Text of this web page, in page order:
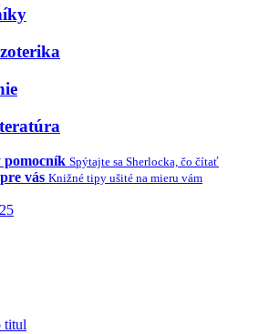
Spýtajte sa Sherlocka, čo čítať
vás Knižné tipy ušité na mieru vám
titul